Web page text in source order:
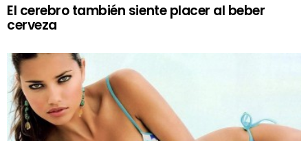
El cerebro también siente placer al beber
cerveza